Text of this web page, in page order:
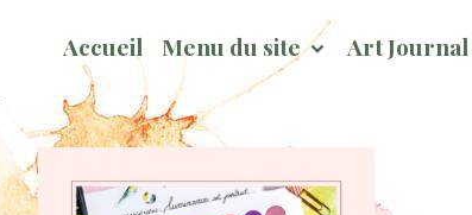
Accueil Menu du site Art Journal